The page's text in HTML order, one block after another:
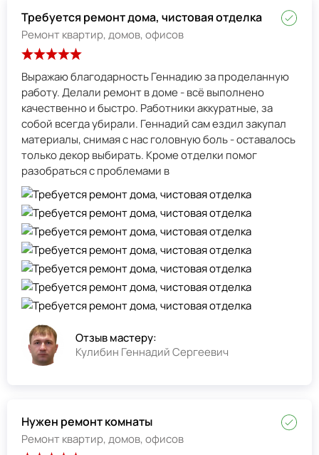
Требуется ремонт дома, чистовая отделка
Ремонт квартир, домов, офисов
Выражаю благодарность Геннадию за проделанную
работу. Делали ремонт в доме - всё выполнено
качественно и быстро. Работники аккуратные, за
собой всегда убирали. Геннадий сам ездил закупал
материалы, снимая с нас головную боль - оставалось
только декор выбирать. Кроме отделки помог
разобраться с проблемами в
Отзыв мастеру:
Кулибин Геннадий Сергеевич
Нужен ремонт комнаты
Ремонт квартир, домов, офисов